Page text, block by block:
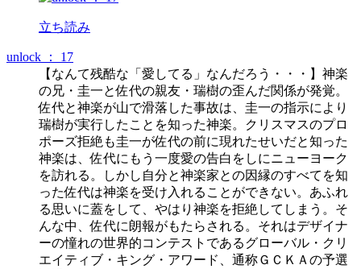
立ち読み
unlock ： 17
【なんて残酷な「愛してる」なんだろう・・・】神楽
の兄・圭一と佐代の親友・瑞樹の歪んだ関係が発覚。
佐代と神楽が山で滑落した事故は、圭一の指示により
瑞樹が実行したことを知った神楽。クリスマスのプロ
ポーズ拒絶も圭一が佐代の前に現れたせいだと知った
神楽は、佐代にもう一度愛の告白をしにニューヨーク
を訪れる。しかし自分と神楽家との因縁のすべてを知
った佐代は神楽を受け入れることができない。あふれ
る思いに蓋をして、やはり神楽を拒絶してしまう。そ
んな中、佐代に朗報がもたらされる。それはデザイナ
ーの憧れの世界的コンテストであるグローバル・クリ
エイティブ・キング・アワード、通称ＧＣＫＡの予選